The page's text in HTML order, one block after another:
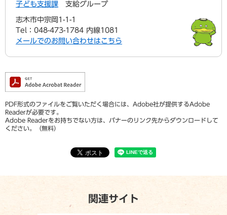
子ども支援課 支給グループ
志木市中宗岡1-1-1
Tel：048-473-1784 内線1081
メールでのお問い合わせはこちら
PDF形式のファイルをご覧いただく場合には、Adobe社が提供するAdobe
Readerが必要です。
Adobe Readerをお持ちでない方は、バナーのリンク先からダウンロードして
ください。（無料）
関連サイト